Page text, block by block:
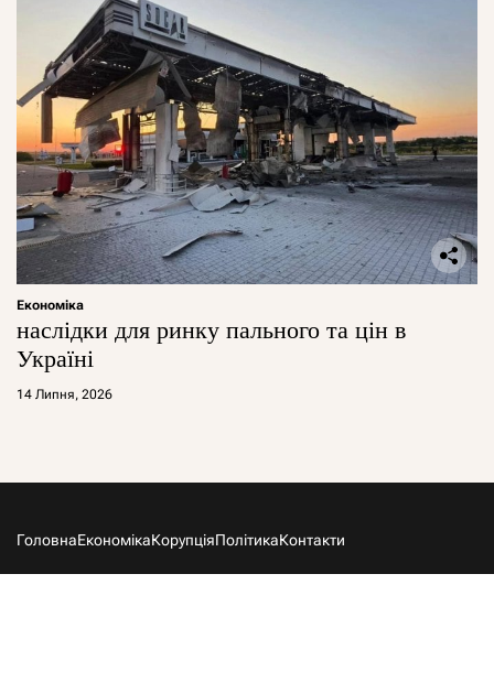
Економіка
наслідки для ринку пального та цін в
Україні
14 Липня, 2026
ГоловнаЕкономікаКорупціяПолітикаКонтакти